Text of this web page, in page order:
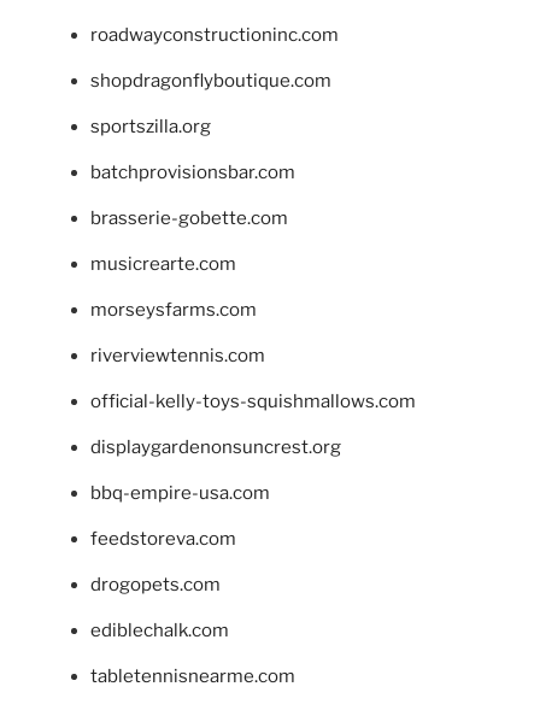
roadwayconstructioninc.com
shopdragonflyboutique.com
sportszilla.org
batchprovisionsbar.com
brasserie-gobette.com
musicrearte.com
morseysfarms.com
riverviewtennis.com
official-kelly-toys-squishmallows.com
displaygardenonsuncrest.org
bbq-empire-usa.com
feedstoreva.com
drogopets.com
ediblechalk.com
tabletennisnearme.com